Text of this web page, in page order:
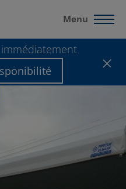
Menu